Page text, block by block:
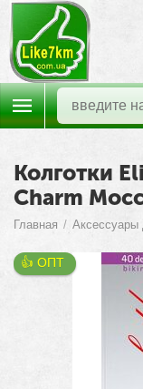
Колготки
Charm
Главная /
👍 ОПТ